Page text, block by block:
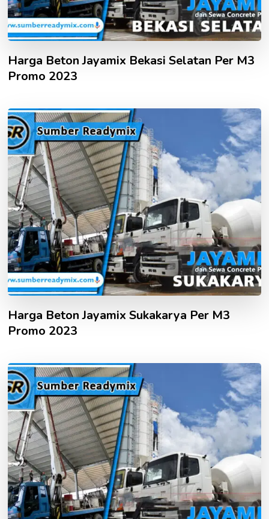
Harga Beton Jayamix Bekasi Selatan Per M3
Promo 2023
Harga Beton Jayamix Sukakarya Per M3
Promo 2023